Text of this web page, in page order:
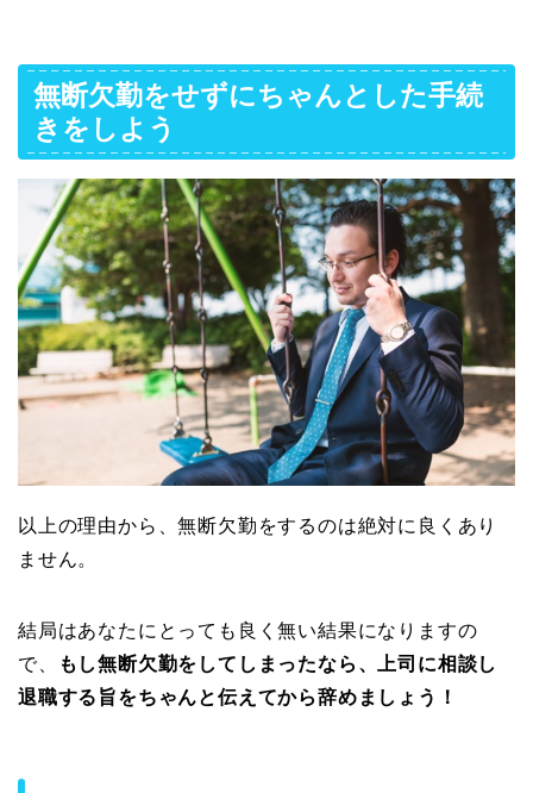
無断欠勤をせずにちゃんとした手続
きをしよう
以上の理由から、無断欠勤をするのは絶対に良くあり
ません。
結局はあなたにとっても良く無い結果になりますの
で、
もし無断欠勤をしてしまったなら、上司に相談し
退職する旨をちゃんと伝えてから辞めましょう！